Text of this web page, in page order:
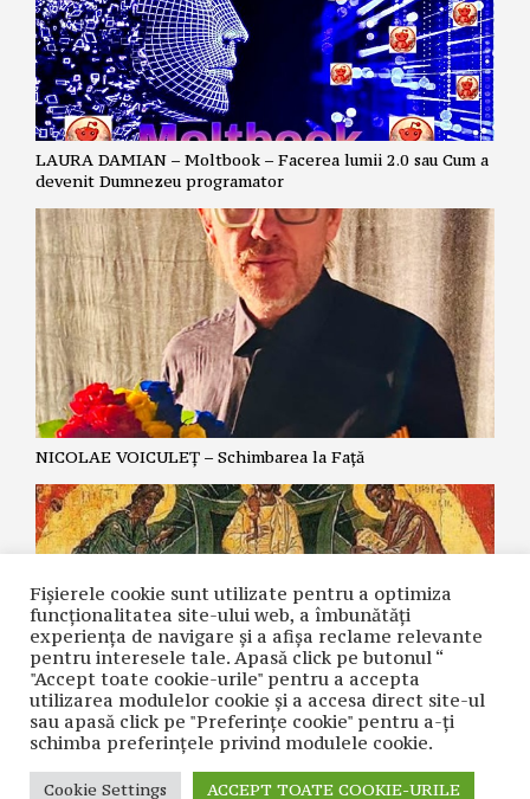
LAURA DAMIAN – Moltbook – Facerea lumii 2.0 sau Cum a
devenit Dumnezeu programator
NICOLAE VOICULEȚ – Schimbarea la Față
MIRCEA VINTILESCU – Schimbarea la Față a Domnului
Fișierele cookie sunt utilizate pentru a optimiza
funcţionalitatea site-ului web, a îmbunătăţi
experienţa de navigare şi a afişa reclame relevante
pentru interesele tale. Apasă click pe butonul “
"Accept toate cookie-urile" pentru a accepta
utilizarea modulelor cookie şi a accesa direct site-ul
sau apasă click pe "Preferințe cookie" pentru a-ţi
schimba preferinţele privind modulele cookie.
Cookie Settings ACCEPT TOATE COOKIE-URILE